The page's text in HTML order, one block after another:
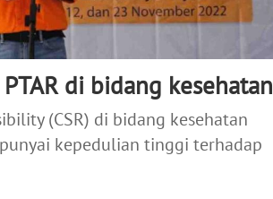
di bidang kesehatan
(CSR) di bidang kesehatan
kepedulian tinggi terhadap